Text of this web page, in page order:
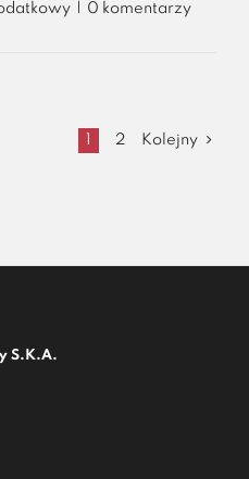
0 komentarzy
1 2 Kolejny
S.K.A.